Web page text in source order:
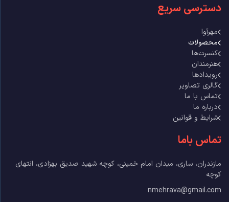
دسترسی سریع
مهرآوا
محصولات
کنسرت‌ها
هنرمندان
رویدادها
گالری تصاویر
تماس با ما
درباره ما
شرایط و قوانین
تماس باما
مازندران، ساری، میدان امام خمینی، کوچه شهید صدیق بهزادی، انتهای
کوچه
nmehrava@gmail.com